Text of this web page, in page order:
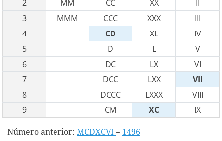
2
MM CC XX
II
3
MMM CCC XXX
III
4
CD XL
IV
5
D L
V
6
DC LX
VI
7
DCC LXX
VII
8
DCCC LXXX
VIII
9
CM XC IX
Número anterior: MCDXCVI = 1496